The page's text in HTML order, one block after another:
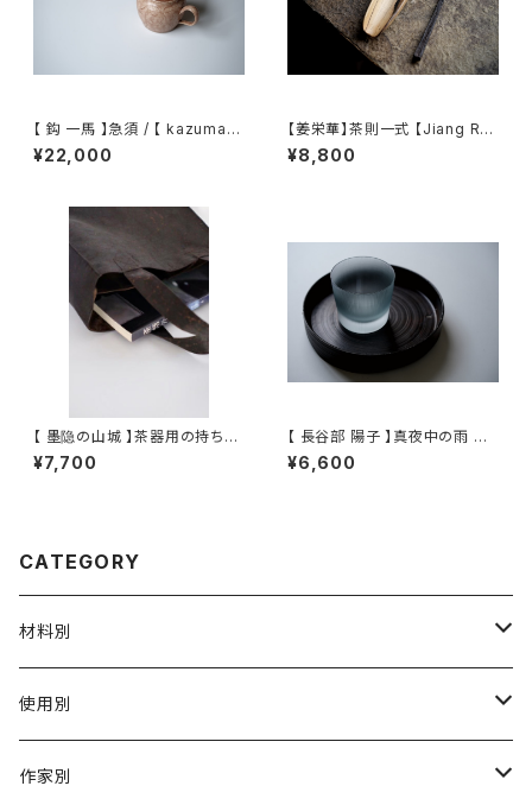
【 鈎 一馬 】急須 / 【 kazuma
magari 】teapot
¥22,000
【姜栄華】茶則一式 【Jiang Ro
nghua】A complete tea tray
set
¥8,800
【 墨隐の山城 】茶器用の持ち手
袋(香雲紗)
¥7,700
【 長谷部 陽子 】真夜中の雨 ロ
ックグラス / 【 Yoko Hasebe
】Whisky Tumbler
¥6,600
CATEGORY
材料別
陶磁器
ガラス
使用別
茶壺 急须 土瓶
作家別